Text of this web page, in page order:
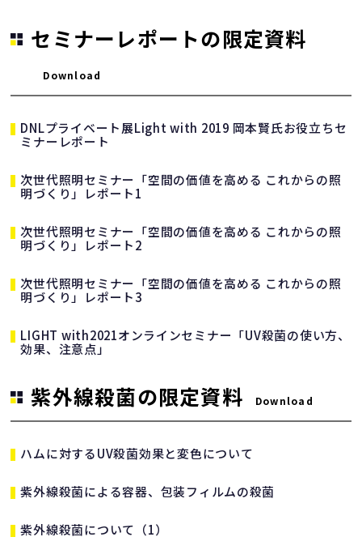
セミナーレポートの限定資料
Download
DNLプライベート展Light with 2019 岡本賢氏お役立ちセ
ミナーレポート
次世代照明セミナー「空間の価値を高める これからの照
明づくり」レポート1
次世代照明セミナー「空間の価値を高める これからの照
明づくり」レポート2
次世代照明セミナー「空間の価値を高める これからの照
明づくり」レポート3
LIGHT with2021オンラインセミナー「UV殺菌の使い方、
効果、注意点」
紫外線殺菌の限定資料 Download
ハムに対するUV殺菌効果と変色について
紫外線殺菌による容器、包装フィルムの殺菌
紫外線殺菌について（1）